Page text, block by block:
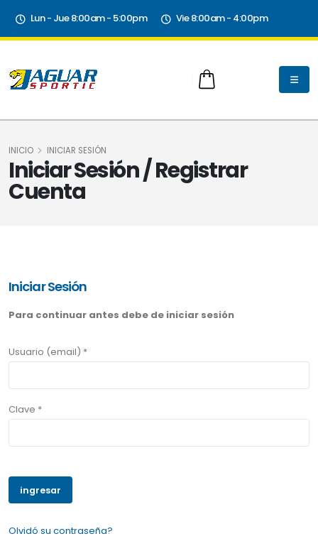
Lun - Jue 8:00am - 5:00pm Vie 8:00am - 4:00pm
Iniciar Sesión / Registrar
Cuenta
INICIO INICIAR SESIÓN
Iniciar Sesión
Para continuar antes debe de iniciar sesión
Usuario (email) *
Clave *
Olvidó su contraseña?